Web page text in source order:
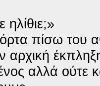
ηλίθιε;»
πίσω
αλλά ούτε